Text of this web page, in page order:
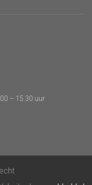
– 15.30 uur